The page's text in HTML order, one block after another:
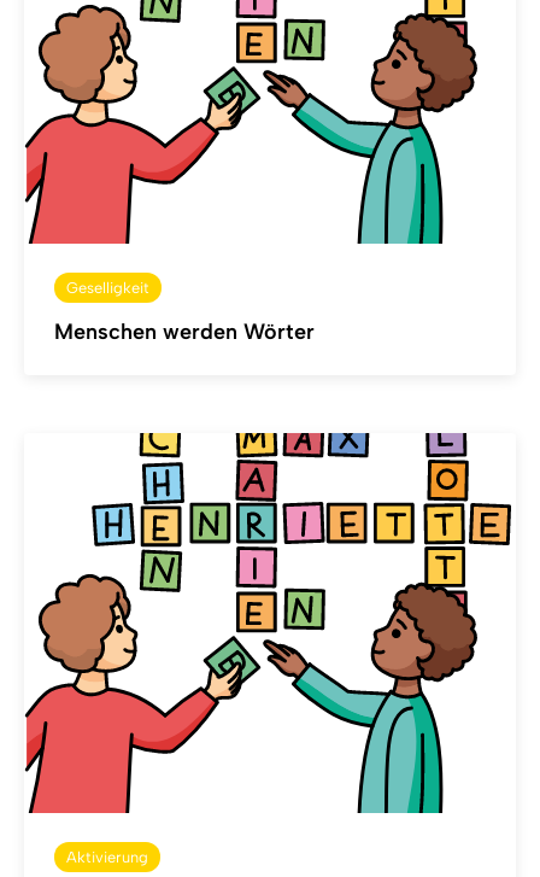
Geselligkeit
Menschen werden Wörter
Aktivierung